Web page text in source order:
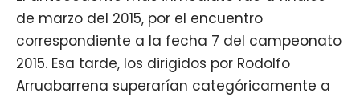
de marzo del 2015, por el encuentro
correspondiente a la fecha 7 del campeonato
2015. Esa tarde, los dirigidos por Rodolfo
Arruabarrena superarían categóricamente a